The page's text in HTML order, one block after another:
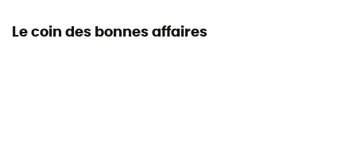
Le coin des bonnes affaires